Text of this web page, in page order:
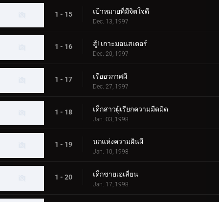
1 - 15 เป้าหมายที่มีจิตใจดี
Dec. 13, 1997
1 - 16 สู้! เกาะมอนสเตอร์
Dec. 20, 1997
1 - 17 เรืออวกาศผี
Dec. 27, 1997
1 - 18 เด็กสาวผู้เรียกความมืดมิด
Jan. 03, 1998
1 - 19 นกแห่งความฝันผี
Jan. 10, 1998
1 - 20 เด็กชายเอเลี่ยน
Jan. 17, 1998